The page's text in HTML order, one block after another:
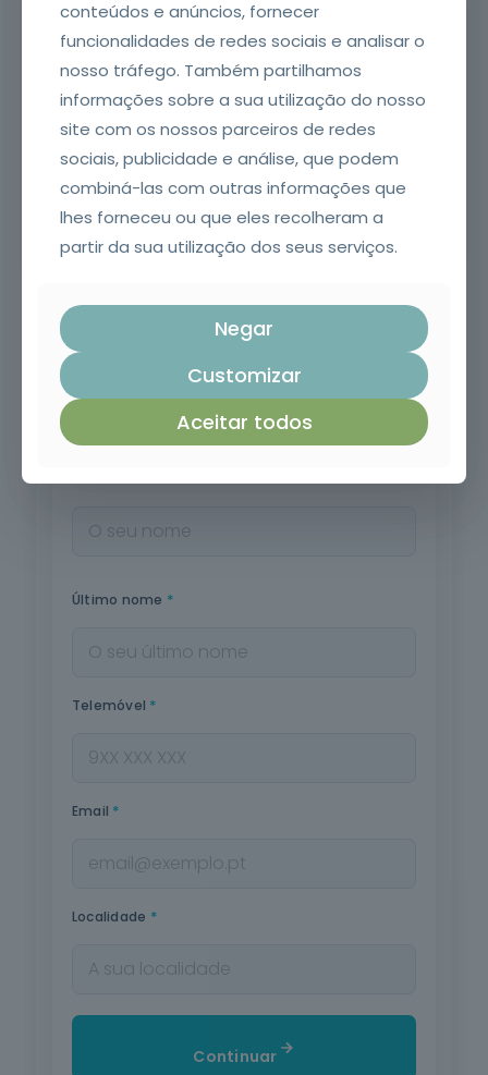
151 mil
escolaridade mínima obrigatória e
compreensão oral e escrita da língua
Preencha os seus dados de contacto.
Nome*
Último nome *
Telemóvel *
Email *
Localidade *
Continuar
conteúdos e anúncios, fornecer
funcionalidades de redes sociais e analisar o
nosso tráfego. Também partilhamos
informações sobre a sua utilização do nosso
site com os nossos parceiros de redes
sociais, publicidade e análise, que podem
combiná-las com outras informações que
lhes forneceu ou que eles recolheram a
partir da sua utilização dos seus serviços.
Negar
Customizar
Aceitar todos